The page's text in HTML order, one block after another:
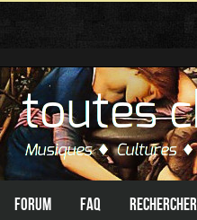
Forum FAQ Rechercher